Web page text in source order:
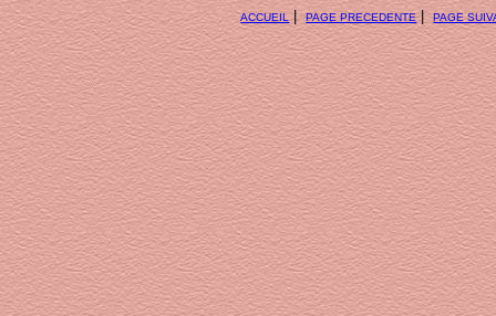
ACCUEIL|PAGE PRECEDENTE|PAGE